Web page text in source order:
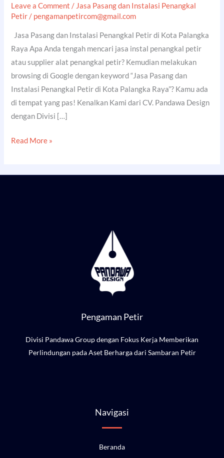
Leave a Comment / Jasa Pasang dan Instalasi Penangkal
Petir / pengamanpetircom@gmail.com
Jasa Pasang dan Instalasi Penangkal Petir di Kota Palangka
Raya Apa Anda tengah mencari jasa instal penangkal petir
atau supplier alat penangkal petir? Kemudian melakukan
browsing di Google dengan keyword “Jasa Pasang dan
Instalasi Penangkal Petir di Kota Palangka Raya”? Kamu ada
di tempat yang pas! Kenalkan Kami dari CV. Pandawa Design
dengan Divisi […]
Read More »
Pengaman Petir
Divisi Pandawa Group dengan Fokus Kerja Memberikan
Perlindungan pada Aset Berharga dari Sambaran Petir
Navigasi
Beranda